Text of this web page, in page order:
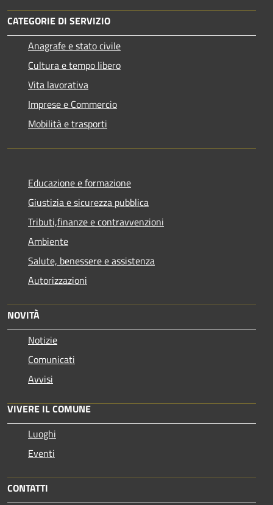
CATEGORIE DI SERVIZIO
Anagrafe e stato civile
Cultura e tempo libero
Vita lavorativa
Imprese e Commercio
Mobilità e trasporti
Educazione e formazione
Giustizia e sicurezza pubblica
Tributi,finanze e contravvenzioni
Ambiente
Salute, benessere e assistenza
Autorizzazioni
NOVITÀ
Notizie
Comunicati
Avvisi
VIVERE IL COMUNE
Luoghi
Eventi
CONTATTI